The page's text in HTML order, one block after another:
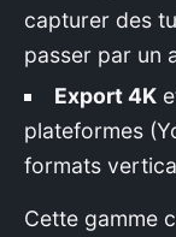
capturer des
passer par un
Export 4K
plateformes
formats
Cette gamme